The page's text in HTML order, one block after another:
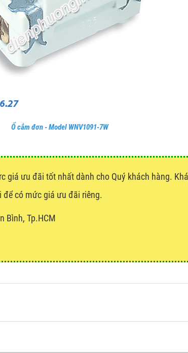
Ổ cắm đơn - Model WNV1091-7W
giá ưu đãi tốt nhất dành cho Quý khách hàng.
có mức giá ưu đãi riêng.
Bình, Tp.HCM